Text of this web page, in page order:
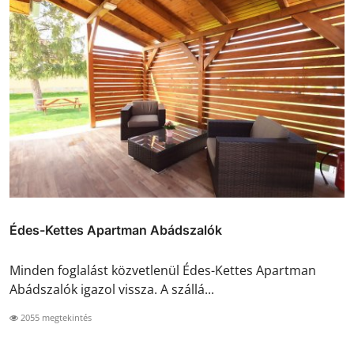
Édes-Kettes Apartman Abádszalók
Minden foglalást közvetlenül Édes-Kettes Apartman
Abádszalók igazol vissza. A szállá...
2055 megtekintés